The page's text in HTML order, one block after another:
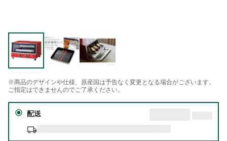
※商品のデザインや仕様、原産国は予告なく変更となる場合がございます。
ご指定はできませんのでご了承ください。
配送